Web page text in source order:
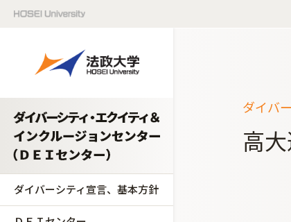
ダイバーシティ宣言、基本方針
ダイバ
高